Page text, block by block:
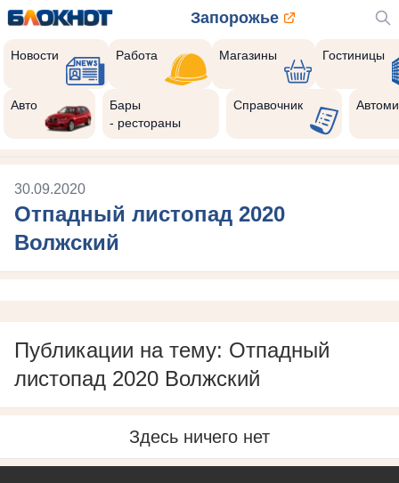
Запорожье
Новости Работа Магазины Гостиницы
Авто
Бары
- рестораны
Справочник
30.09.2020
Отпадный листопад 2020
Волжский
Публикации на тему: Отпадный
листопад 2020 Волжский
Здесь ничего нет